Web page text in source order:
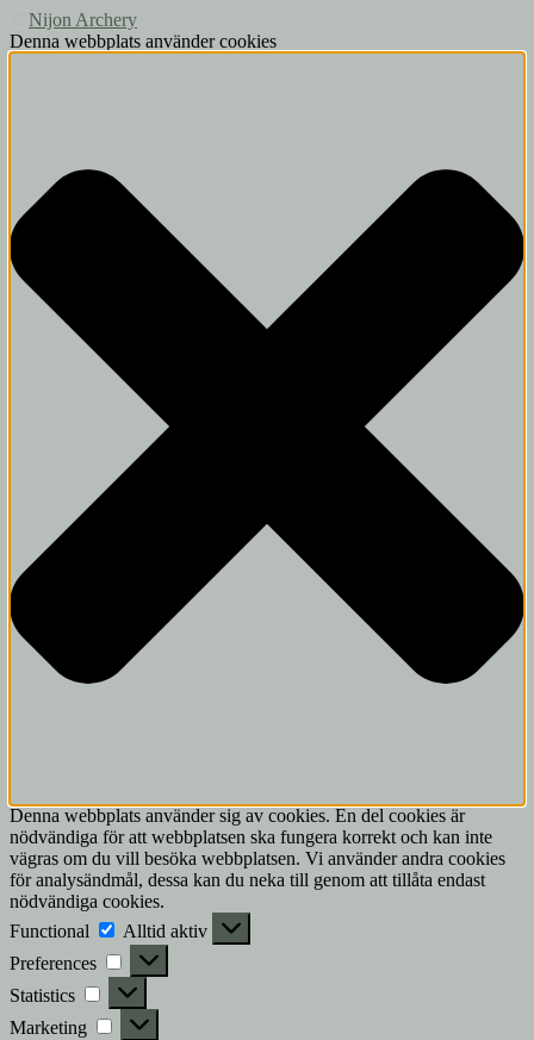
Denna webbplats använder cookies
Denna webbplats använder sig av cookies. En del cookies är
nödvändiga för att webbplatsen ska fungera korrekt och kan inte
vägras om du vill besöka webbplatsen. Vi använder andra cookies
för analysändmål, dessa kan du neka till genom att tillåta endast
nödvändiga cookies.
Functional
Functional
Alltid aktiv
Preferences
Preferences
Statistics Statistics
Marketing Marketing